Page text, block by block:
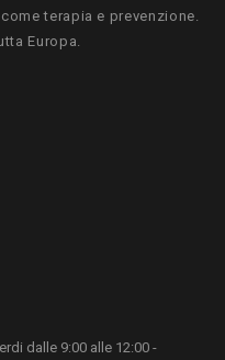
terapia e prevenzione.
Europa.
dalle 9:00 alle 12:00 -